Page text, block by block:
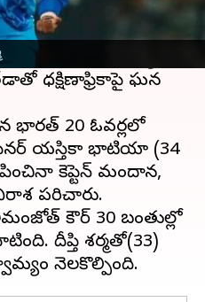
తొలి మ్యాచ్ లో దక్షిణాఫ్రికా
అదరగొట్టారు. ఈస్ట్
జరిగిన ఆరంభ మ్యాచ్
ధక్షిణాఫ్రికాపై ఘన
భారత్ 20 ఓవర్లలో
యస్తికా భాటియా (34
కెప్టెన్ మందాన,
పరిచారు.
కౌర్ 30 బంతుల్లో
దీప్తి శర్మతో(33)